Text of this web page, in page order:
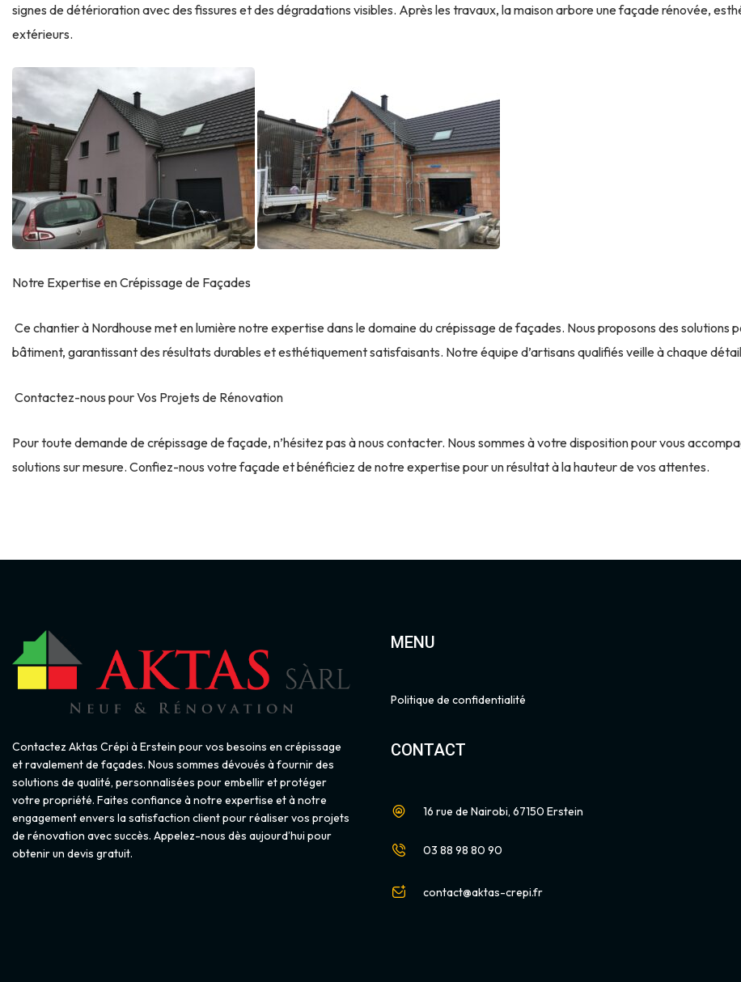
signes de détérioration avec des fissures et des dégradations visibles. Après les travaux, la maison arbore une façade rénovée,
extérieurs.
Notre Expertise en Crépissage de Façades
Ce chantier à Nordhouse met en lumière notre expertise dans le domaine du crépissage de façades. Nous proposons des solutions
bâtiment, garantissant des résultats durables et esthétiquement satisfaisants. Notre équipe d’artisans qualifiés veille à chaque
Contactez-nous pour Vos Projets de Rénovation
Pour toute demande de crépissage de façade, n’hésitez pas à nous contacter. Nous sommes à votre disposition pour vous
solutions sur mesure. Confiez-nous votre façade et bénéficiez de notre expertise pour un résultat à la hauteur de vos attentes.
Contactez Aktas Crépi à Erstein pour vos besoins en crépissage
et ravalement de façades. Nous sommes dévoués à fournir des
solutions de qualité, personnalisées pour embellir et protéger
votre propriété. Faites confiance à notre expertise et à notre
engagement envers la satisfaction client pour réaliser vos projets
de rénovation avec succès. Appelez-nous dès aujourd’hui pour
obtenir un devis gratuit.
MENU
Politique de confidentialité
CONTACT
16 rue de Nairobi, 67150 Erstein
03 88 98 80 90
contact@aktas-crepi.fr